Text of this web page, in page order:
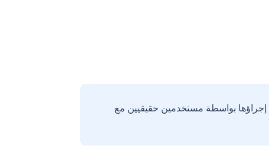
بواسطة مستخدمين حقيقيين مع